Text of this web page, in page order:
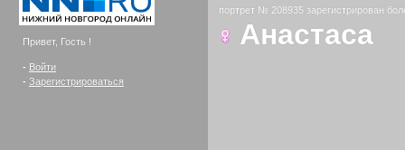
Привет, Гость !
- Войти
- Зарегистрироваться
портрет № 208935 зарегистрирован
Анастаса